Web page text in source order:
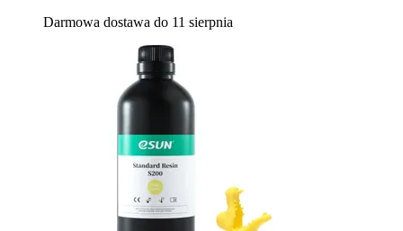
Darmowa dostawa do 11 sierpnia